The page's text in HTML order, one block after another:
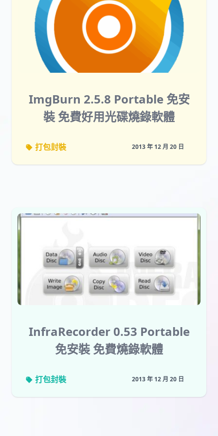
ImgBurn 2.5.8 Portable 免安
裝 免費好用光碟燒錄軟體
打包封裝 2013 年 12 月 20 日
InfraRecorder 0.53 Portable
免安裝 免費燒錄軟體
打包封裝 2013 年 12 月 20 日